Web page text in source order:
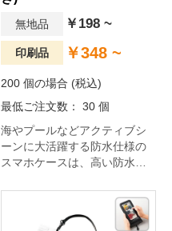
無地品 ￥198 ~
印刷品 ￥348 ~
200 個の場合 (税込)
最低ご注文数： 30 個
海やプールなどアクティブシ
ーンに大活躍する防水仕様の
スマホケースは、高い防水機
止になります。